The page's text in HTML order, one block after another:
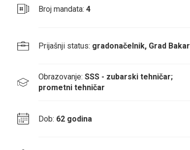
Broj mandata: 4
Prijašnji status: gradonačelnik, Grad Bakar
Obrazovanje: SSS - zubarski tehničar;
prometni tehničar
Dob: 62 godina